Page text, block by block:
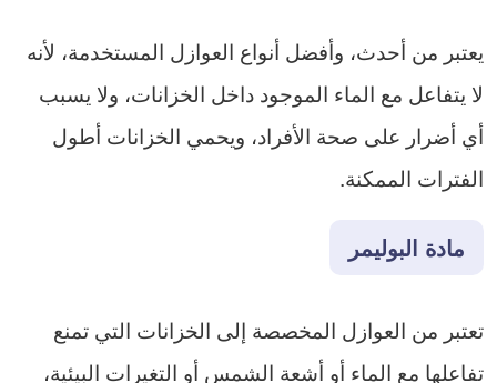
يعتبر من أحدث، وأفضل أنواع العوازل المستخدمة، لأنه
لا يتفاعل مع الماء الموجود داخل الخزانات، ولا يسبب
أي أضرار على صحة الأفراد، ويحمي الخزانات أطول
الفترات الممكنة.
مادة البوليمر
تعتبر من العوازل المخصصة إلى الخزانات التي تمنع
تفاعلها مع الماء أو أشعة الشمس أو التغيرات البيئية،